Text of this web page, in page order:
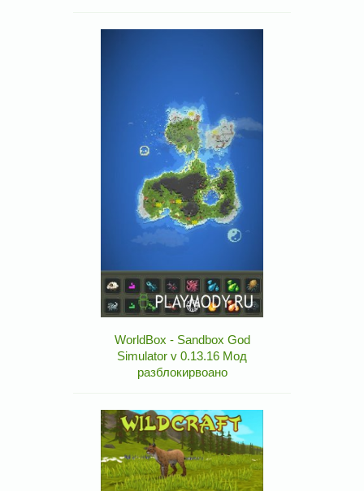
WorldBox - Sandbox God
Simulator v 0.13.16 Мод
разблокирвоано